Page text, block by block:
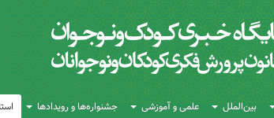
بین‌الملل علمی و آموزشی جشنواره‌ها و رویدادها